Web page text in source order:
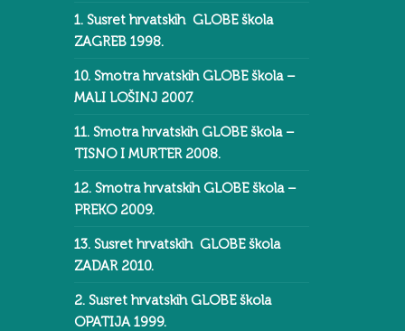
1. Susret hrvatskih GLOBE škola
ZAGREB 1998.
10. Smotra hrvatskih GLOBE škola –
MALI LOŠINJ 2007.
11. Smotra hrvatskih GLOBE škola –
TISNO I MURTER 2008.
12. Smotra hrvatskih GLOBE škola –
PREKO 2009.
13. Susret hrvatskih GLOBE škola
ZADAR 2010.
2. Susret hrvatskih GLOBE škola
OPATIJA 1999.